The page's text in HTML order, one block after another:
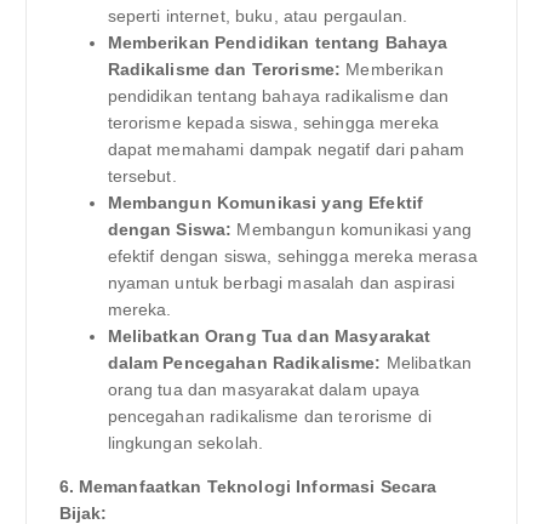
seperti internet, buku, atau pergaulan.
Memberikan Pendidikan tentang Bahaya
Radikalisme dan Terorisme: Memberikan
pendidikan tentang bahaya radikalisme dan
terorisme kepada siswa, sehingga mereka
dapat memahami dampak negatif dari paham
tersebut.
Membangun Komunikasi yang Efektif
dengan Siswa: Membangun komunikasi yang
efektif dengan siswa, sehingga mereka merasa
nyaman untuk berbagi masalah dan aspirasi
mereka.
Melibatkan Orang Tua dan Masyarakat
dalam Pencegahan Radikalisme: Melibatkan
orang tua dan masyarakat dalam upaya
pencegahan radikalisme dan terorisme di
lingkungan sekolah.
6. Memanfaatkan Teknologi Informasi Secara
Bijak: